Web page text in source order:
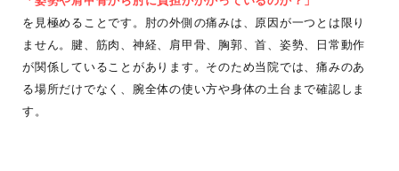
を見極めることです。肘の外側の痛みは、原因が一つとは限り
ません。腱、筋肉、神経、肩甲骨、胸郭、首、姿勢、日常動作
が関係していることがあります。そのため当院では、痛みのあ
る場所だけでなく、腕全体の使い方や身体の土台まで確認しま
す。